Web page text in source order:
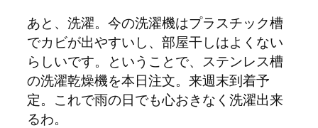
あと、洗濯。今の洗濯機はプラスチック槽
でカビが出やすいし、部屋干しはよくない
らしいです。ということで、ステンレス槽
の洗濯乾燥機を本日注文。来週末到着予
定。これで雨の日でも心おきなく洗濯出来
るわ。